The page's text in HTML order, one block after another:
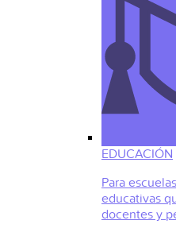
EDUCACIÓN
Para
educativas
docentes y